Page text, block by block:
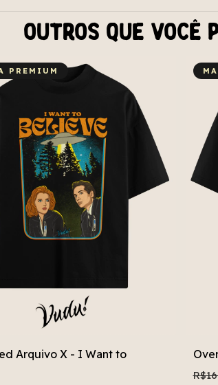
Outros que você
PREMIUM
Arquivo X - I Want to